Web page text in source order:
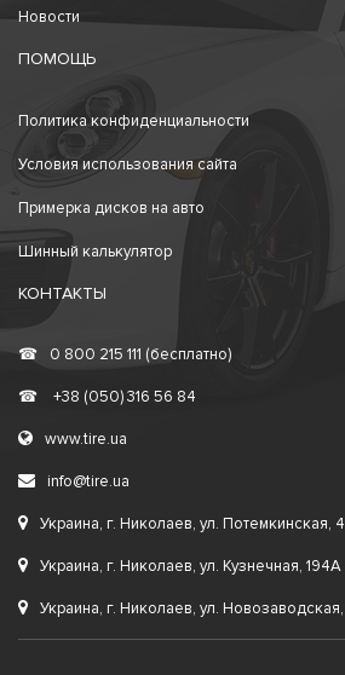
Новости
ПОМОЩЬ
Политика конфиденциальности
Условия использования сайта
Примерка дисков на авто
Шинный калькулятор
КОНТАКТЫ
☎ 0 800 215 111 (бесплатно)
☎ +38 (050) 316 56 84
www.tire.ua
info@tire.ua
Украина, г. Николаев, ул. Потемкинская,
Украина, г. Николаев, ул. Кузнечная,
Украина, г. Николаев, ул.